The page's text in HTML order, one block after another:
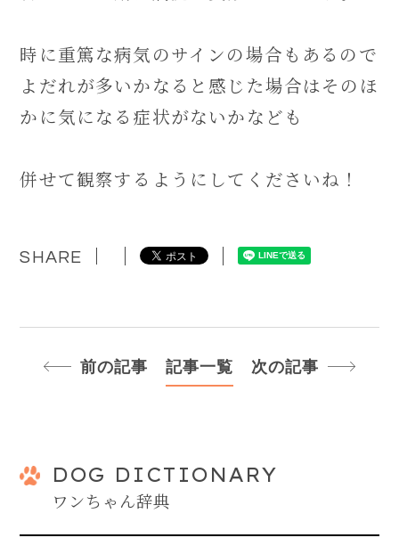
時に重篤な病気のサインの場合もあるので
よだれが多いかなると感じた場合はそのほ
かに気になる症状がないかなども
併せて観察するようにしてくださいね！
SHARE
前の記事 記事一覧 次の記事
DOG DICTIONARY
ワンちゃん辞典